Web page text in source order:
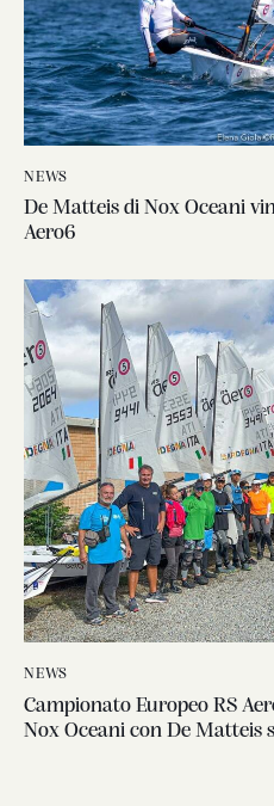
NEWS
De Matteis di Nox Oceani
Aero6
NEWS
Campionato Europeo RS
Nox Oceani con De Matteis